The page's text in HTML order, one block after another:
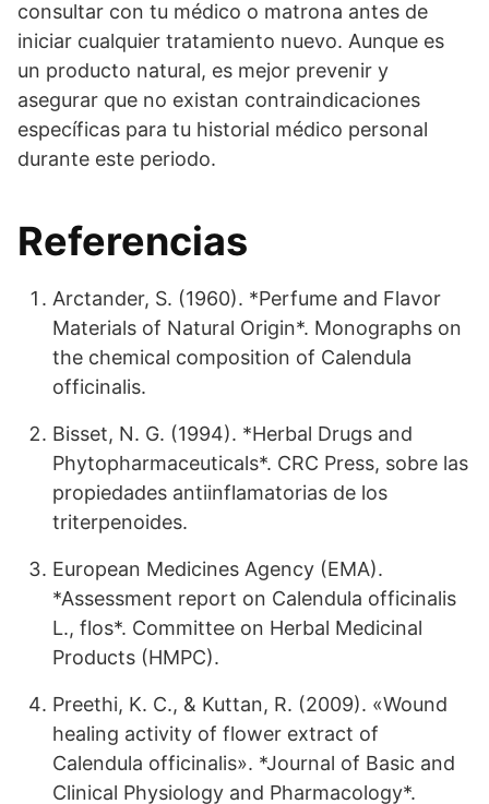
consultar con tu médico o matrona antes de
iniciar cualquier tratamiento nuevo. Aunque es
un producto natural, es mejor prevenir y
asegurar que no existan contraindicaciones
específicas para tu historial médico personal
durante este periodo.
Referencias
Arctander, S. (1960). *Perfume and Flavor
Materials of Natural Origin*. Monographs on
the chemical composition of Calendula
officinalis.
Bisset, N. G. (1994). *Herbal Drugs and
Phytopharmaceuticals*. CRC Press, sobre las
propiedades antiinflamatorias de los
triterpenoides.
European Medicines Agency (EMA).
*Assessment report on Calendula officinalis
L., flos*. Committee on Herbal Medicinal
Products (HMPC).
Preethi, K. C., & Kuttan, R. (2009). «Wound
healing activity of flower extract of
Calendula officinalis». *Journal of Basic and
Clinical Physiology and Pharmacology*.